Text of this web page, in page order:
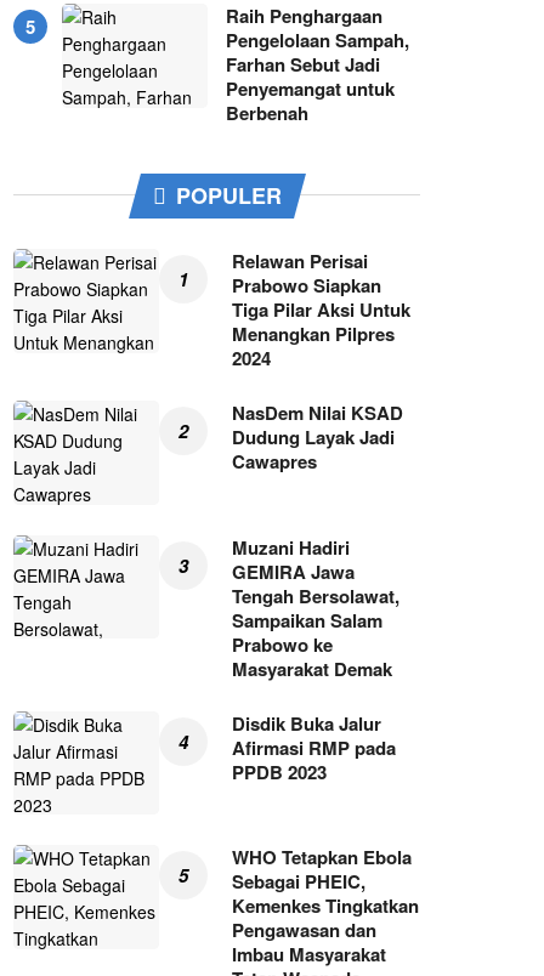
Raih Penghargaan
Pengelolaan Sampah,
Farhan Sebut Jadi
Penyemangat untuk
Berbenah
POPULER
Relawan Perisai
Prabowo Siapkan
Tiga Pilar Aksi Untuk
Menangkan Pilpres
2024
NasDem Nilai KSAD
Dudung Layak Jadi
Cawapres
Muzani Hadiri
GEMIRA Jawa
Tengah Bersolawat,
Sampaikan Salam
Prabowo ke
Masyarakat Demak
Disdik Buka Jalur
Afirmasi RMP pada
PPDB 2023
WHO Tetapkan Ebola
Sebagai PHEIC,
Kemenkes Tingkatkan
Pengawasan dan
Imbau Masyarakat